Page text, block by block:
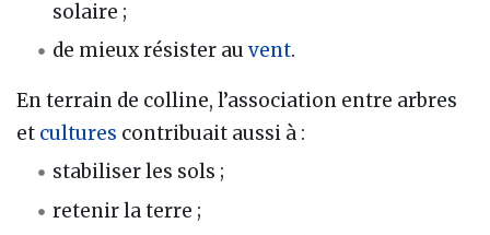
solaire ;
de mieux résister auvent.
En terrain de colline, l’association entre arbres
et cultures contribuait aussi à :
stabiliser les sols ;
retenir la terre ;